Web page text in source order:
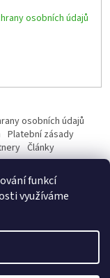
funkcí
využíváme
osobních údajů
osobních údajů
Platební zásady
Články